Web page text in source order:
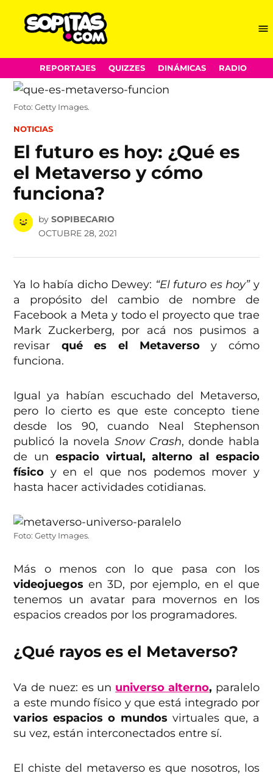
Skip
to
content
REPORTAJES QUIZZES DINÁMICAS RADIO
Foto: Getty Images.
POSTED
NOTICIAS
El futuro es hoy: ¿Qué es
el Metaverso y cómo
funciona?
by SOPIBECARIO
OCTUBRE 28, 2021
Ya lo había dicho Dewey: “El futuro es hoy”y
a propósito del cambio de nombre de
Facebook a Meta y todo el proyecto que trae
Mark Zuckerberg, por acá nos pusimos a
revisar qué es el Metaversoy cómo
funciona.
Igual ya habían escuchado del Metaverso,
pero lo cierto es que este concepto tiene
desde los 90, cuando Neal Stephenson
publicó la novela Snow Crash, donde habla
de un espacio virtual, alterno al espacio
físico y en el que nos podemos mover y
hasta hacer actividades cotidianas.
Foto: Getty Images.
Más o menos con lo que pasa con los
videojuegos en 3D, por ejemplo, en el que
tenemos un avatar para movernos en los
espacios creados por los programadores.
¿Qué rayos es el Metaverso?
Va de nuez: es un universo alterno, paralelo
a este mundo físico y que está integrado por
varios espacios o mundos virtuales que, a
su vez, están interconectados entre sí.
El chiste del metaverso es que nosotros, los